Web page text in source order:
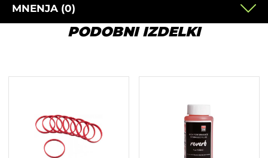
MNENJA (0)
PODOBNI IZDELKI